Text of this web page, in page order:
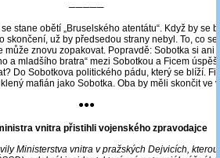
─────
stane obětí „Bruselského atentátu“. Když by se
skončení, už by předsedou strany nebyl. To, co
může znovu zopakovat. Popravdě: Sobotka si ani
a mladšího bratra“ mezi Sobotkou a Ficem
Do Sobotkova politického pádu, který se blíží.
mafián jako Sobotka. Oba by měli skončit ve
●●●
vnitra přistihli vojenského zpravodajce
Ministerstva vnitra v pražských Dejvicích,